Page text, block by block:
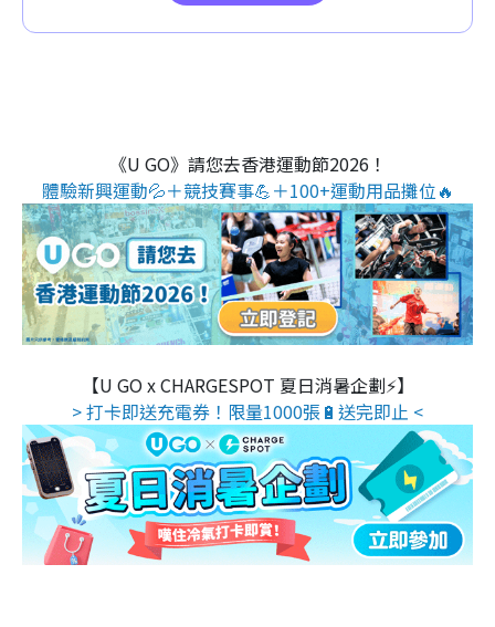
《U GO》請您去香港運動節2026！
體驗新興運動💦＋競技賽事💪＋100+運動用品攤位🔥
【U GO x CHARGESPOT 夏日消暑企劃⚡】
> 打卡即送充電券！限量1000張🔋送完即止 <